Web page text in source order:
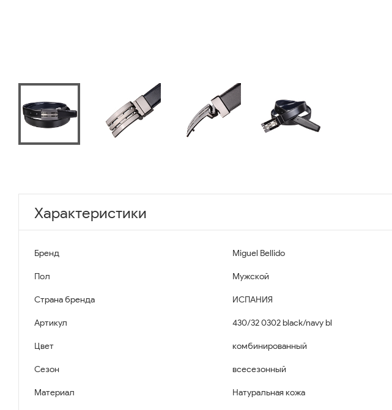
Характеристики
Бренд Miguel Bellido
Пол Мужской
Страна бренда ИСПАНИЯ
Артикул 430/32 0302 black/navy bl
Цвет комбинированный
Сезон всесезонный
Материал Натуральная кожа